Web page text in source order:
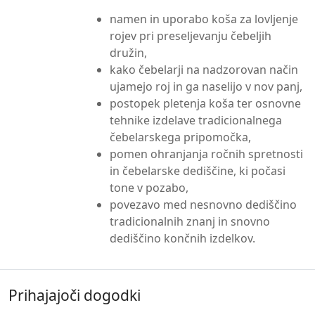
namen in uporabo koša za lovljenje
rojev pri preseljevanju čebeljih
družin,
kako čebelarji na nadzorovan način
ujamejo roj in ga naselijo v nov panj,
postopek pletenja koša ter osnovne
tehnike izdelave tradicionalnega
čebelarskega pripomočka,
pomen ohranjanja ročnih spretnosti
in čebelarske dediščine, ki počasi
tone v pozabo,
povezavo med nesnovno dediščino
tradicionalnih znanj in snovno
dediščino končnih izdelkov.
Prihajajoči dogodki